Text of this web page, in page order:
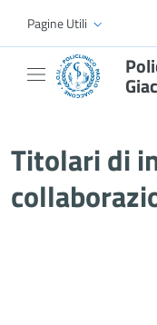
Skip to Main Content
Pagine Utili
Titolari di